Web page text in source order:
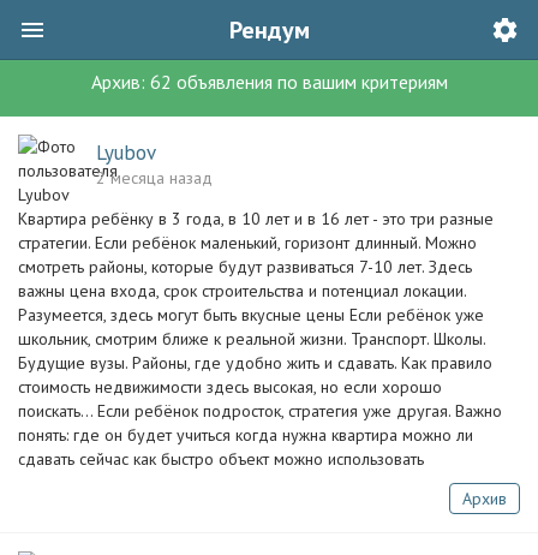
Рендум
Архив: 62 объявления по вашим критериям
Lyubov
2 месяца назад
Квартира ребёнку в 3 года, в 10 лет и в 16 лет - это три разные
стратегии. Если ребёнок маленький, горизонт длинный. Можно
смотреть районы, которые будут развиваться 7-10 лет. Здесь
важны цена входа, срок строительства и потенциал локации.
Разумеется, здесь могут быть вкусные цены Если ребёнок уже
школьник, смотрим ближе к реальной жизни. Транспорт. Школы.
Будущие вузы. Районы, где удобно жить и сдавать. Как правило
стоимость недвижимости здесь высокая, но если хорошо
поискать... Если ребёнок подросток, стратегия уже другая. Важно
понять: где он будет учиться когда нужна квартира можно ли
сдавать сейчас как быстро объект можно использовать
Архив